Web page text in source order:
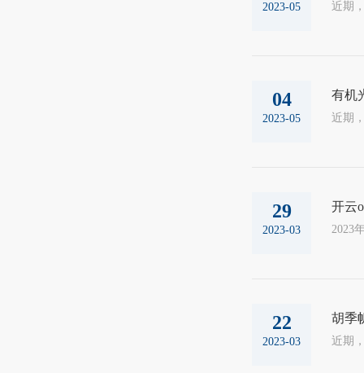
2023-05
04
2023-05
有机
29
2023-03
开云
22
2023-03
胡季